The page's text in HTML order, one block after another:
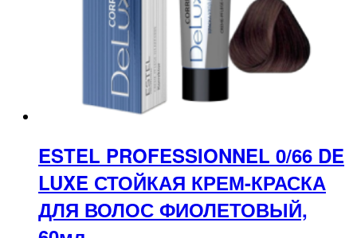
ESTEL PROFESSIONNEL 0/66 DE
LUXE СТОЙКАЯ КРЕМ-КРАСКА
ДЛЯ ВОЛОС ФИОЛЕТОВЫЙ,